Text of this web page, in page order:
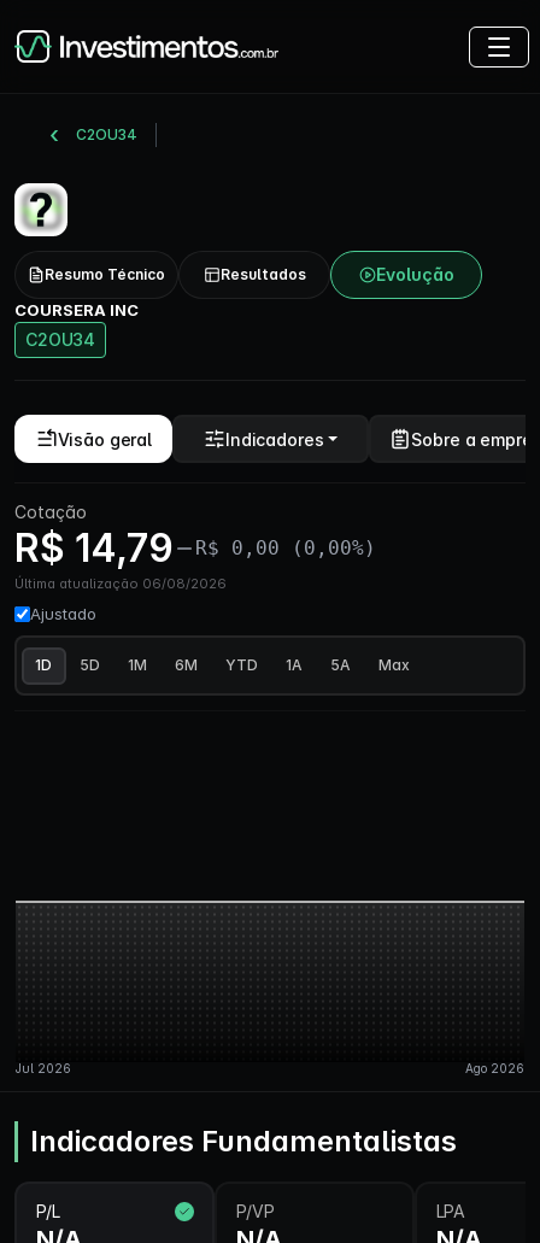
C2OU34
Resumo Técnico Resultados Evolução
COURSERA INC
C2OU34
Visão geral Indicadores Sobre a
Cotação
R$ 14,79 R$ 0,00 (0,00%)
Última atualização 06/08/2026
Ajustado
1D 5D 1M 6M YTD 1A 5A Max
Indicadores Fundamentalistas
P/L P/VP LPA